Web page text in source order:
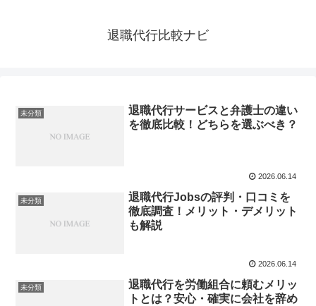
退職代行比較ナビ
未分類
退職代行サービスと弁護士の違い
を徹底比較！どちらを選ぶべき？
2026.06.14
未分類
退職代行Jobsの評判・口コミを
徹底調査！メリット・デメリット
も解説
2026.06.14
未分類
退職代行を労働組合に頼むメリッ
トとは？安心・確実に会社を辞め